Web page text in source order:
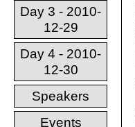
Day 3 - 2010-
12-29
Day 4 - 2010-
12-30
Speakers
Events